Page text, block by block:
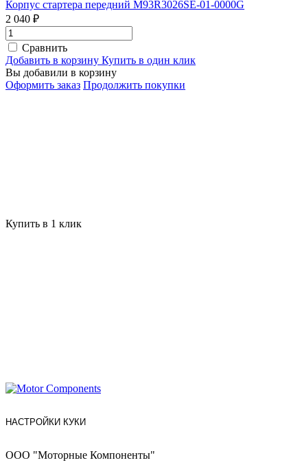
Корпус стартера передний M93R3026SE-01-0000G
2 040 ₽
Сравнить
Добавить в корзину Купить в один клик
Вы добавили в корзину
Оформить заказ Продолжить покупки
Купить в 1 клик
НАСТРОЙКИ КУКИ
ООО "Моторные Компоненты"